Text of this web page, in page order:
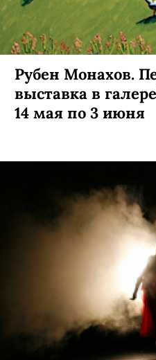
Рубен Монахов.
выставка в
14 мая по 3 июня